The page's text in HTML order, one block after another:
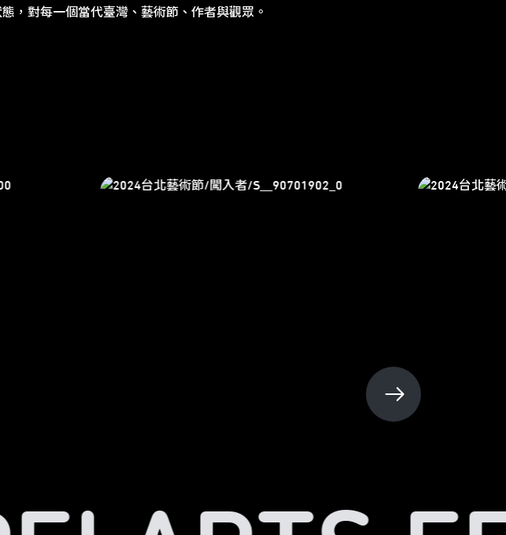
，對每一個當代臺灣、藝術節、作者與觀眾。